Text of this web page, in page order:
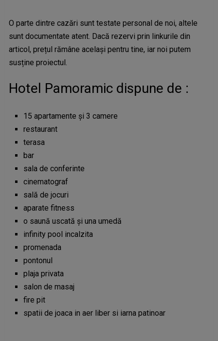
O parte dintre cazări sunt testate personal de noi, altele
sunt documentate atent. Dacă rezervi prin linkurile din
articol, prețul rămâne același pentru tine, iar noi putem
susține proiectul.
Hotel Pamoramic dispune de :
15 apartamente și 3 camere
restaurant
terasa
bar
sala de conferinte
cinematograf
sală de jocuri
aparate fitness
o saună uscată și una umedă
infinity pool incalzita
promenada
pontonul
plaja privata
salon de masaj
fire pit
spatii de joaca in aer liber si iarna patinoar